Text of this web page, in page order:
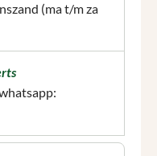
(ma t/m za